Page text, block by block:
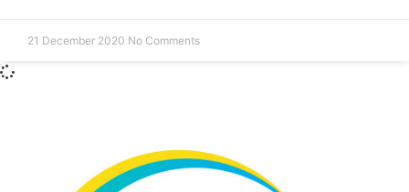
21 December 2020 No Comments